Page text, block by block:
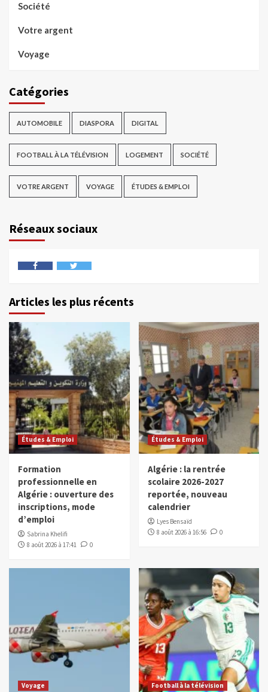
Société
Votre argent
Voyage
Catégories
AUTOMOBILE DIASPORA DIGITAL
FOOTBALL À LA TÉLÉVISION LOGEMENT SOCIÉTÉ
VOTRE ARGENT VOYAGE ÉTUDES & EMPLOI
Réseaux sociaux
Articles les plus récents
Études & Emploi
Formation
professionnelle en
Algérie : ouverture des
inscriptions, mode
d’emploi
Sabrina Khelifi
8 août 2026 à 17:41
0
Études & Emploi
Algérie : la rentrée
scolaire 2026-2027
reportée, nouveau
calendrier
Lyes Bensaïd
8 août 2026 à 16:56
0
Voyage Football à la télévision